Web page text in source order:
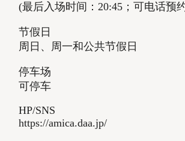
(最后入场时间：20:45；可电话预约
节假日
周日、周一和公共节假日
停车场
可停车
HP/SNS
https://amica.daa.jp/